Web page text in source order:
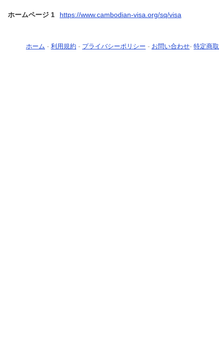
ホームページ 1 https://www.cambodian-visa.org/sq/visa
ホーム - 利用規約 - プライバシーポリシー - お問い合わせ- 特定商